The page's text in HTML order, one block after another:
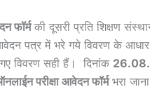
फॉर्मकी दूसरी प्रति शिक्षण
आवेदन पत्र में भरे गये विवरण के
गए विवरण सही हैं। दिनांक
परीक्षा आवेदन फॉर्मभरा